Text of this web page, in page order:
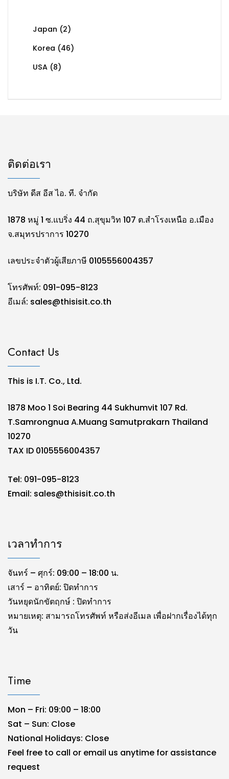
Japan (2)
Korea (46)
USA (8)
ติดต่อเรา
บริษัท ดีส อีส ไอ. ที. จำกัด
1878 หมู่ 1 ซ.แบริ่ง 44 ถ.สุขุมวิท 107 ต.สำโรงเหนือ อ.เมือง
จ.สมุทรปราการ 10270
เลขประจำตัวผู้เสียภาษี 0105556004357
โทรศัพท์: 091-095-8123
อีเมล์: sales@thisisit.co.th
Contact Us
This is I.T. Co., Ltd.
1878 Moo 1 Soi Bearing 44 Sukhumvit 107 Rd.
T.Samrongnua A.Muang Samutprakarn Thailand
10270
TAX ID 0105556004357
Tel: 091-095-8123
Email: sales@thisisit.co.th
เวลาทำการ
จันทร์ – ศุกร์: 09:00 – 18:00 น.
เสาร์ – อาทิตย์: ปิดทำการ
วันหยุดนักขัตฤกษ์ : ปิดทำการ
หมายเหตุ: สามารถโทรศัพท์ หรือส่งอีเมล เพื่อฝากเรื่องได้ทุก
วัน
Time
Mon – Fri: 09:00 – 18:00
Sat – Sun: Close
National Holidays: Close
Feel free to call or email us anytime for assistance
request